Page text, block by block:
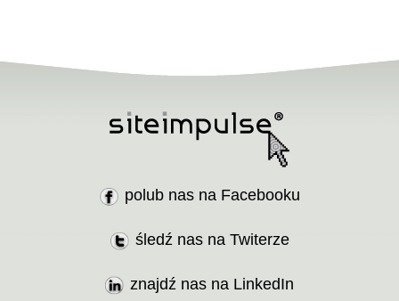
polub nas na Facebooku
śledź nas na Twiterze
znajdź nas na LinkedIn